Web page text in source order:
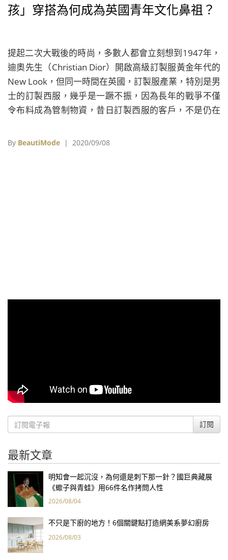
孩」穿搭為何成為英國青年文化鼻祖？
提起二次大戰後的時尚，多數人都會立刻想到1947年，
迪奧先生（Christian Dior）開啟高級訂製服黃金年代的
New Look，但同一時間在英國，訂製服產業，特別是男
士的訂製西服，幾乎是一蹶不振，因為長年的戰爭不僅
令布料成為管制物資，昔日訂製西服的客戶，不是仍在
By BeautiMode | 2020/09/08
訂閱
最新文章
明知會一起沉沒，為何還是刺下那一針？國巨典藏展
《蠍子與青蛙》用66件名作拷問人性
2026/08/04
不只是下廚的地方！6個關鍵點打造網美系夢幻廚房
2026/08/03